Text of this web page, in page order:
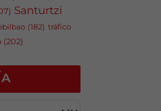
Santurtzi
(182) tráfico
(202)